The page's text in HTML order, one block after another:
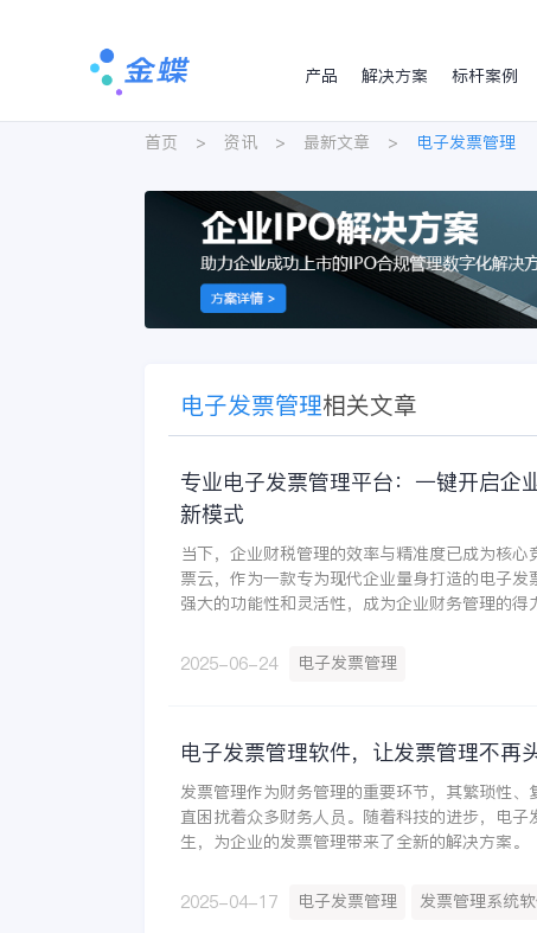
产品
解决方案 标杆案例
首页 > 资讯 > 最新文章 > 电子发票管理
电子发票管理相关文章
专业电子发票管理平台：一键开启企
新模式
当下，企业财税管理的效率与精准度已成为核心
票云，作为一款专为现代企业量身打造的电子发
强大的功能性和灵活性，成为企业财务管理的得
2025-06-24 电子发票管理
电子发票管理软件，让发票管理不再
发票管理作为财务管理的重要环节，其繁琐性、
直困扰着众多财务人员。随着科技的进步，电子
生，为企业的发票管理带来了全新的解决方案。
2025-04-17 电子发票管理 发票管理系统